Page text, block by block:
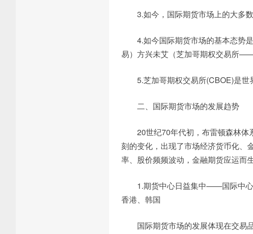
3.如今，国际期货市场上的大多
4.如今国际期货市场的基本态势
易）方兴未艾（芝加哥期权交易所
5.芝加哥期权交易所(CBOE)是世
二、国际期货市场的发展趋势
20世纪70年代初，布雷顿森林
刻的变化，出现了市场经济货币化、
率、股价频频波动，金融期货应运而
1.期货中心日益集中——国际中心
香港、韩国
国际期货市场的发展体现在交易